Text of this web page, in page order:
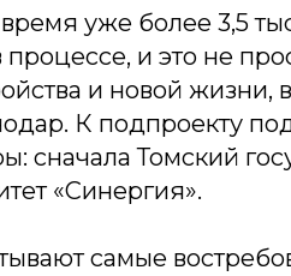
время уже более 3,5
и это не
и новой жизни,
К подпроекту
сначала Томский
«Синергия».
самые